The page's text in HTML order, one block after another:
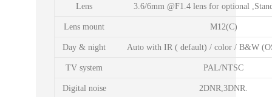
Lens 3.6/6mm @F1.4 lens for optional
Lens mount M12(C)
Day & night Auto with IR ( default) / color / B&W
TV system PAL/NTSC
Digital noise
2DNR,3DNR.